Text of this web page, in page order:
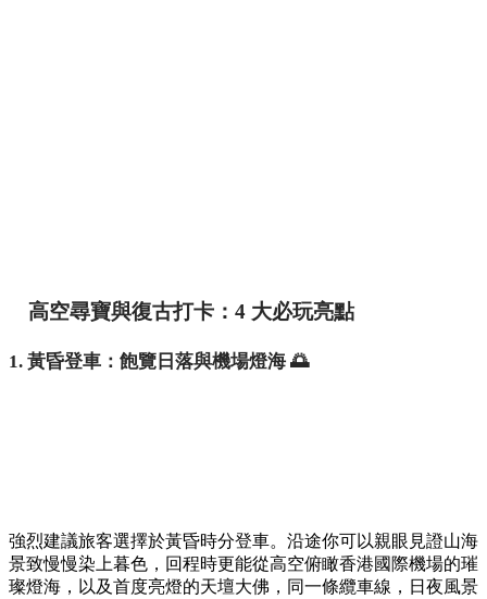
高空尋寶與復古打卡：4 大必玩亮點
1. 黃昏登車：飽覽日落與機場燈海 🌅
強烈建議旅客選擇於黃昏時分登車。沿途你可以親眼見證山海
景致慢慢染上暮色，回程時更能從高空俯瞰香港國際機場的璀
璨燈海，以及首度亮燈的天壇大佛，同一條纜車線，日夜風景